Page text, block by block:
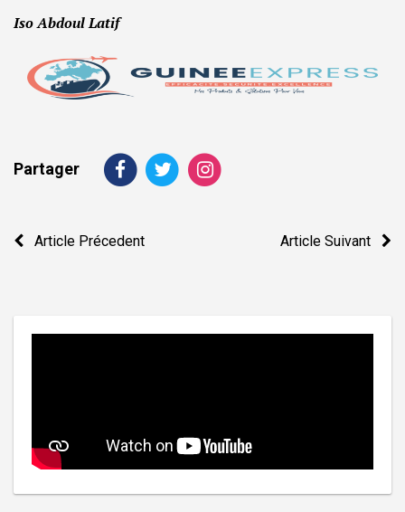
Iso Abdoul Latif
Partager
Navigation
Article Précedent Article Suivant